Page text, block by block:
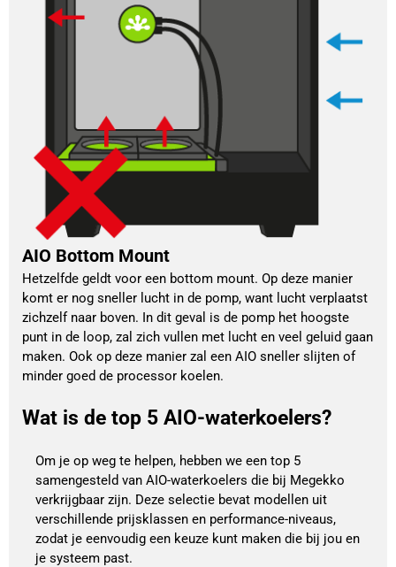
AIO Bottom Mount
Hetzelfde geldt voor een bottom mount. Op deze manier
komt er nog sneller lucht in de pomp, want lucht verplaatst
zichzelf naar boven. In dit geval is de pomp het hoogste
punt in de loop, zal zich vullen met lucht en veel geluid gaan
maken. Ook op deze manier zal een AIO sneller slijten of
minder goed de processor koelen.
Om je op weg te helpen, hebben we een top 5
samengesteld van AIO-waterkoelers die bij Megekko
verkrijgbaar zijn. Deze selectie bevat modellen uit
verschillende prijsklassen en performance-niveaus,
zodat je eenvoudig een keuze kunt maken die bij jou en
je systeem past.
Wat is de top 5 AIO-waterkoelers?